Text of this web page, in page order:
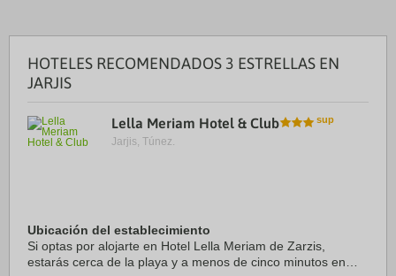
HOTELES RECOMENDADOS 3 ESTRELLAS EN
JARJIS
Lella Meriam Hotel & Club
Jarjis, Túnez.
Ubicación del establecimiento
Si optas por alojarte en Hotel Lella Meriam de Zarzis,
estarás cerca de la playa y a menos de cinco minutos en